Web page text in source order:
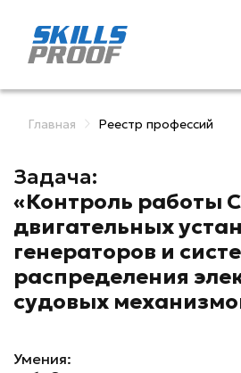
Главная Реестр профессий
Задача:
«Контроль работы
двигательных
генераторов и
распределения
судовых
Умения: